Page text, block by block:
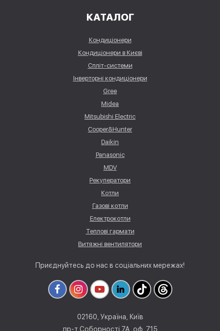
КАТАЛОГ
Кондиціонери
Кондиціонери в Києві
Спліт-системи
Інверторні кондиціонери
Gree
Midea
Mitsubishi Electric
Cooper&Hunter
Daikin
Panasonic
MDV
Рекуператори
Котли
Газові котли
Електрокотли
Теплові гармати
Витяжні вентилятори
Приєднуйтесь до нас в соціальних мережах!
02160, Україна, Київ
пр-т Соборності 7А, оф. 715